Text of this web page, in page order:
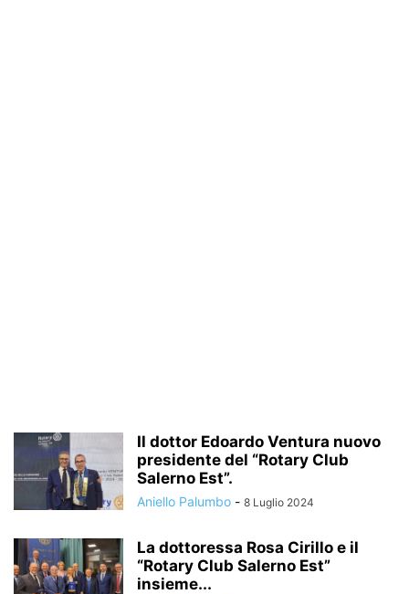
Il dottor Edoardo Ventura nuovo
presidente del “Rotary Club
Salerno Est”.
Aniello Palumbo - 8 Luglio 2024
La dottoressa Rosa Cirillo e il
“Rotary Club Salerno Est”
insieme...